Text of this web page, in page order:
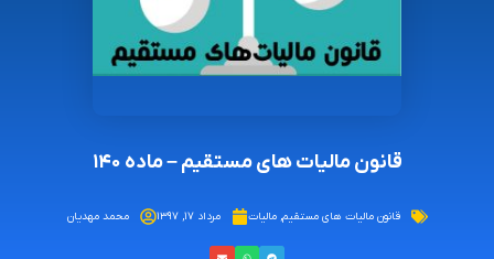
قانون مالیات های مستقیم – ماده ۱۴۰
قانون مالیات های مستقیم,مالیات مرداد ۱۷, ۱۳۹۷ محمد مهدیان